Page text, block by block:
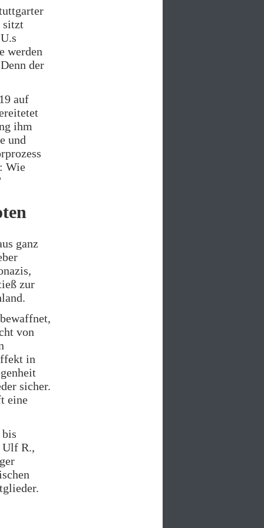
sitzt
werden
der
auf
ihm
und
Wie
ganz
zur
von
in
sicher.
eine
Ulf R.,